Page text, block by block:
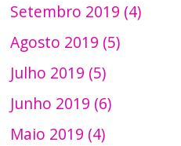
Setembro 2019 (4)
Agosto 2019 (5)
Julho 2019 (5)
Junho 2019 (6)
Maio 2019 (4)